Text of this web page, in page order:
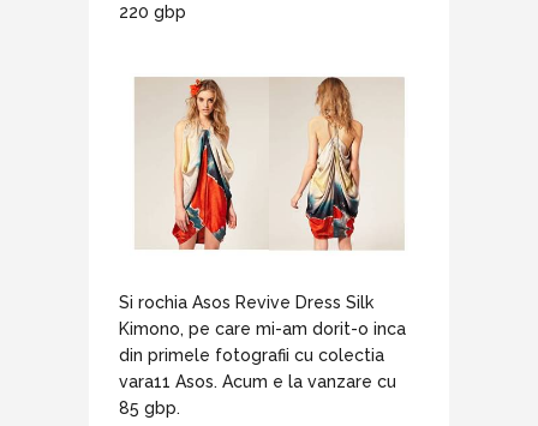
220 gbp
Si rochia Asos Revive Dress Silk
Kimono, pe care mi-am dorit-o inca
din primele fotografii cu colectia
vara11 Asos. Acum e la vanzare cu
85 gbp.